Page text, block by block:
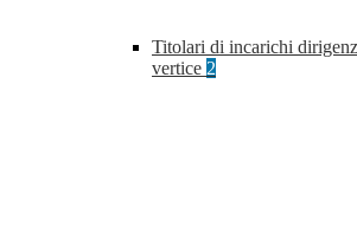
Titolari di incarichi
vertice 2